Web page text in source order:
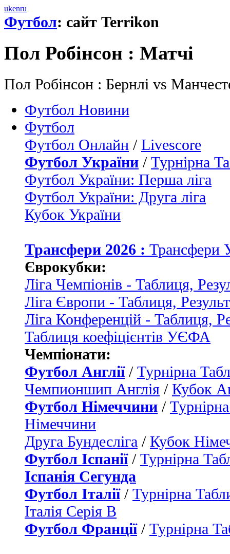
ukenru
Футбол: сайт Terrikon
Пол Робінсон : Матчi
Пол Робінсон : Бернлі vs
Футбол Новини
Футбол
Футбол Онлайн / Livescore
Футбол України / Турнірна
Футбол України: Перша ліга
Футбол України: Друга ліга
Кубок України
Трансфери 2026 : Трансфери
Єврокубки:
Ліга Чемпіонів - Таблиця,
Ліга Європи - Таблиця,
Ліга Конференцій - Таблиця,
Таблиця коефіцієнтів УЄФА
Чемпіонати:
Футбол Англії/ Турнірна
Чемпионшип Англія / Кубок
Футбол Німеччини /
Німеччини
Друга Бундесліга / Кубок
Футбол Іспанії/ Турнірна
Іспанія Сегунда
Футбол Італії/ Турнірна
Італія Серія B
Футбол Франції/ Турнірна